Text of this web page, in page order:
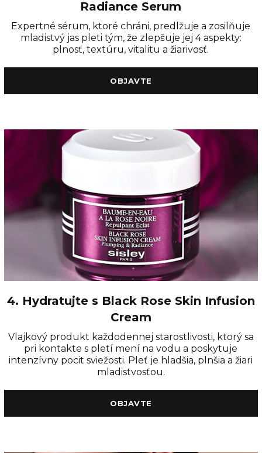
Radiance Serum
Expertné sérum, ktoré chráni, predlžuje a zosilňuje
mladistvý jas pleti tým, že zlepšuje jej 4 aspekty:
plnosť, textúru, vitalitu a žiarivosť.
OBJAVTE
4. Hydratujte s Black Rose Skin Infusion
Cream
Vlajkový produkt každodennej starostlivosti, ktorý sa
pri kontakte s pletí mení na vodu a poskytuje
intenzívny pocit sviežosti. Pleť je hladšia, plnšia a žiari
mladistvosťou.
OBJAVTE